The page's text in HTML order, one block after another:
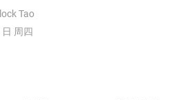
大地震了？
Tao
周四